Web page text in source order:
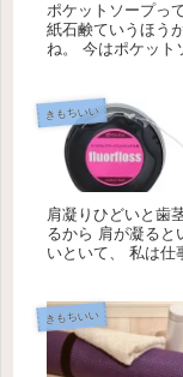
ポケットソープって知ってます？
紙石鹸ていうほうがピンとく
ね。 今はポケットソープって言うそうで、 楽天で見つけたん
きもちいい
肩凝りひどいと歯茎腫れません？
るから 肩が凝るという方もい
いといて、 私は仕
きもちいい